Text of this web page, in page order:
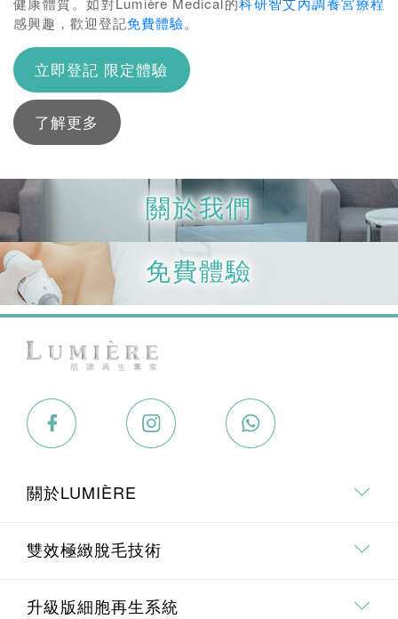
感興趣，歡迎登記免費體驗。
立即登記 限定體驗
了解更多
關於我們
免費體驗
關於LUMIÈRE
關於我們
專業．專研團隊
雙效極緻脫毛技術
雙效極緻脫毛技術介紹
升級版細胞再生系統